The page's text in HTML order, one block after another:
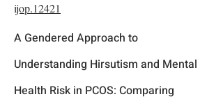
ijop.12421
A Gendered Approach to
Understanding Hirsutism and Mental
Health Risk in PCOS: Comparing